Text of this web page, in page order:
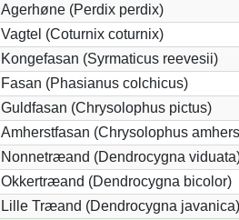
Agerhøne (Perdix perdix)
Vagtel (Coturnix coturnix)
Kongefasan (Syrmaticus reevesii)
Fasan (Phasianus colchicus)
Guldfasan (Chrysolophus pictus)
Amherstfasan (Chrysolophus
Nonnetræand (Dendrocygna
Okkertræand (Dendrocygna bicolor)
Lille Træand (Dendrocygna javanica)